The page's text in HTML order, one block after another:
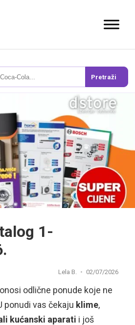
Pretraži
1-
Lela B. 02/07/2026
odlične ponude koje ne
ponudi vas čekaju klime,
kućanski aparati i još